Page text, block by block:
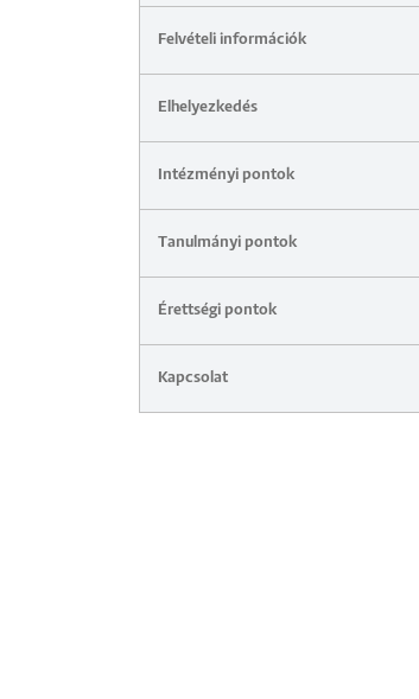
Felvételi információk
Elhelyezkedés
Intézményi pontok
Tanulmányi pontok
Érettségi pontok
Kapcsolat